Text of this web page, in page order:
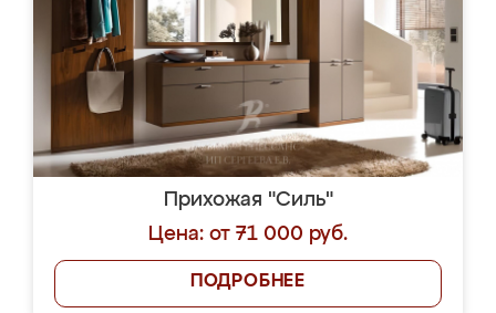
Прихожая "Силь"
Цена: от 71 000 руб.
ПОДРОБНЕЕ